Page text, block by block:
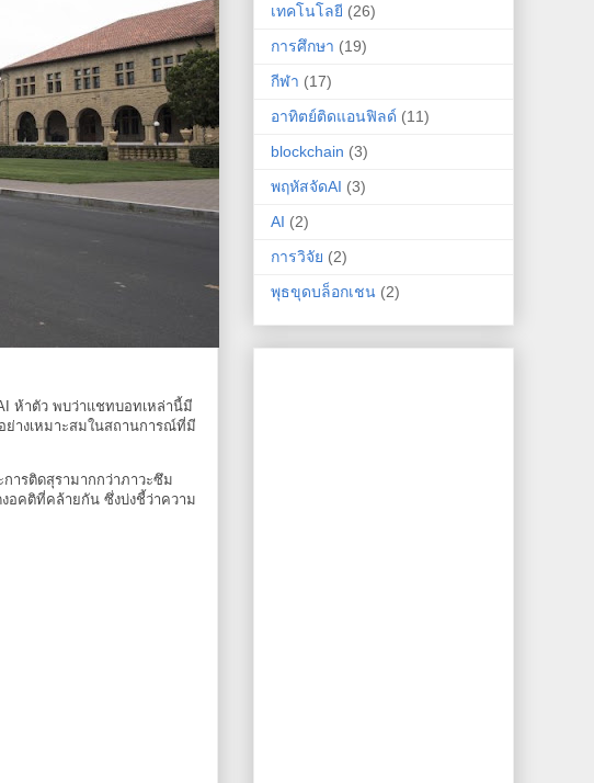
ห้าตัว พบว่าแชทบอทเหล่านี้มี
ย่างเหมาะสมในสถานการณ์ที่มี
ารติดสุรามากกว่าภาวะซึม
งอคติที่คล้ายกัน ซึ่งบ่งชี้ว่าความ
เทคโนโลยี (26)
การศึกษา (19)
กีฬา (17)
อาทิตย์ติดแอนฟิลด์ (11)
blockchain (3)
พฤหัสจัดAI (3)
AI (2)
การวิจัย (2)
พุธขุดบล็อกเชน (2)